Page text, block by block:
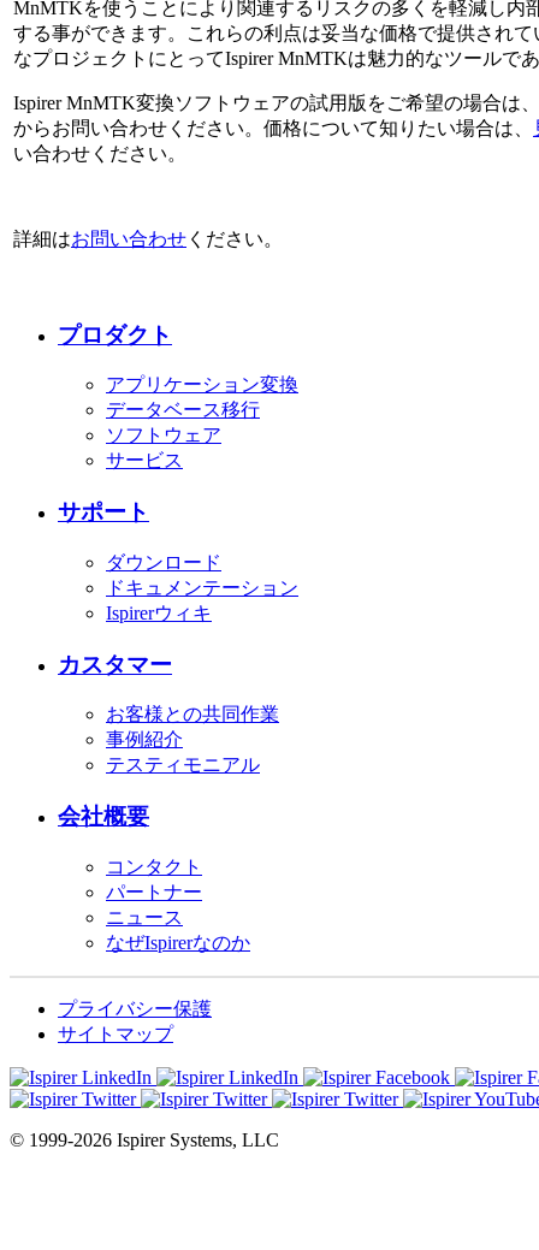
MnMTKを使うことにより関連するリスクの多くを軽減し内
する事ができます。これらの利点は妥当な価格で提供され
なプロジェクトにとってIspirer MnMTKは魅力的なツールで
Ispirer MnMTK変換ソフトウェアの試用版をご希望の場合は、
からお問い合わせください。価格について知りたい場合は、
い合わせください。
詳細はお問い合わせ ください。
プロダクト
アプリケーション変換
データベース移行
ソフトウェア
サービス
サポート
ダウンロード
ドキュメンテーション
Ispirerウィキ
カスタマー
お客様との共同作業
事例紹介
テスティモニアル
会社概要
コンタクト
パートナー
ニュース
なぜIspirerなのか
プライバシー保護
サイトマップ
© 1999-2026 Ispirer Systems, LLC